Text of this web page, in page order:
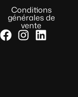
Conditions
générales de
vente